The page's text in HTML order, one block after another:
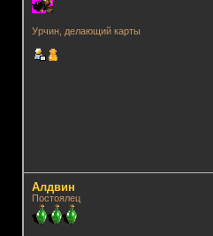
Урчин, делающий карты
Алдвин
Постоялец